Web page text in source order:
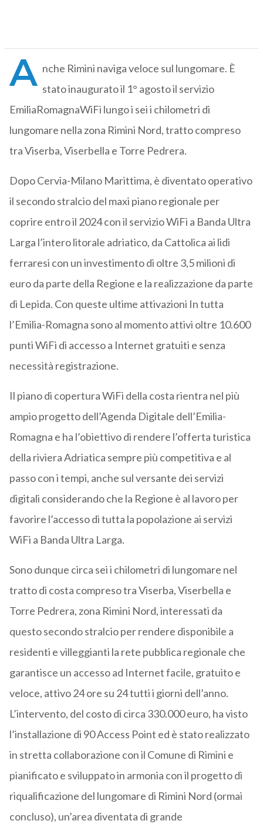
A nche Rimini naviga veloce sul lungomare. È
stato inaugurato il 1° agosto il servizio
EmiliaRomagnaWiFi lungo i sei i chilometri di
lungomare nella zona Rimini Nord, tratto compreso
tra Viserba, Viserbella e Torre Pedrera.
Dopo Cervia-Milano Marittima, è diventato operativo
il secondo stralcio del maxi piano regionale per
coprire entro il 2024 con il servizio WiFi a Banda Ultra
Larga l’intero litorale adriatico, da Cattolica ai lidi
ferraresi con un investimento di oltre 3,5 milioni di
euro da parte della Regione e la realizzazione da parte
di Lepida. Con queste ultime attivazioni In tutta
l’Emilia-Romagna sono al momento attivi oltre 10.600
punti WiFi di accesso a Internet gratuiti e senza
necessità registrazione.
Il piano di copertura WiFi della costa rientra nel più
ampio progetto dell’Agenda Digitale dell’Emilia-
Romagna e ha l’obiettivo di rendere l’offerta turistica
della riviera Adriatica sempre più competitiva e al
passo con i tempi, anche sul versante dei servizi
digitali considerando che la Regione è al lavoro per
favorire l’accesso di tutta la popolazione ai servizi
WiFi a Banda Ultra Larga.
Sono dunque circa sei i chilometri di lungomare nel
tratto di costa compreso tra Viserba, Viserbella e
Torre Pedrera, zona Rimini Nord, interessati da
questo secondo stralcio per rendere disponibile a
residenti e villeggianti la rete pubblica regionale che
garantisce un accesso ad Internet facile, gratuito e
veloce, attivo 24 ore su 24 tutti i giorni dell’anno.
L’intervento, del costo di circa 330.000 euro, ha visto
l’installazione di 90 Access Point ed è stato realizzato
in stretta collaborazione con il Comune di Rimini e
pianificato e sviluppato in armonia con il progetto di
riqualificazione del lungomare di Rimini Nord (ormai
concluso), un’area diventata di grande